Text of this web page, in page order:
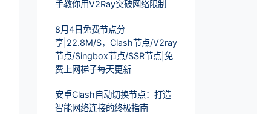
手教你用V2Ray突破网络限制
8月4日免费节点分
享|22.8M/S，Clash节点/V2ray
节点/Singbox节点/SSR节点|免
费上网梯子每天更新
安卓Clash自动切换节点：打造
智能网络连接的终极指南